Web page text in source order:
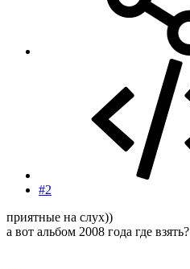
#2
приятные на слух))
а вот альбом 2008 года где взять?